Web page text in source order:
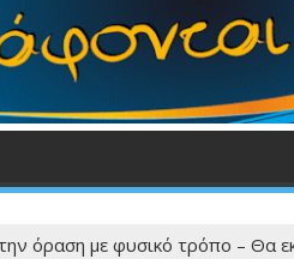
όραση με φυσικό τρόπο – Θα